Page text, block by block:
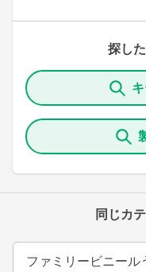
探し
同じカ
ファミリービニール